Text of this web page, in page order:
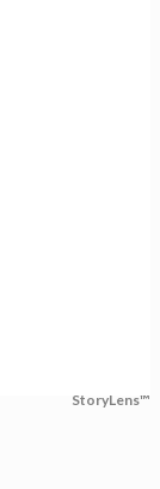
StoryLens™